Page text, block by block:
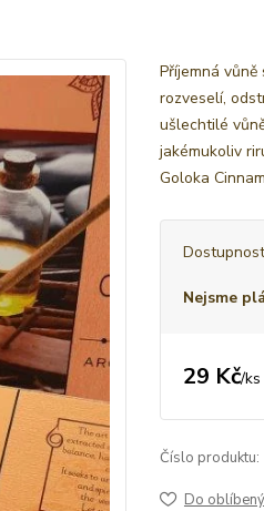
Příjemná
rozveselí,
ušlechtilé
jakémukoliv
Goloka
Dostupnost
Nejsme
29 Kč/ks
Číslo produktu:
Do